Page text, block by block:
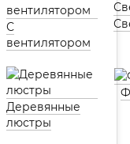
С
вентилятором
Деревянные
люстры